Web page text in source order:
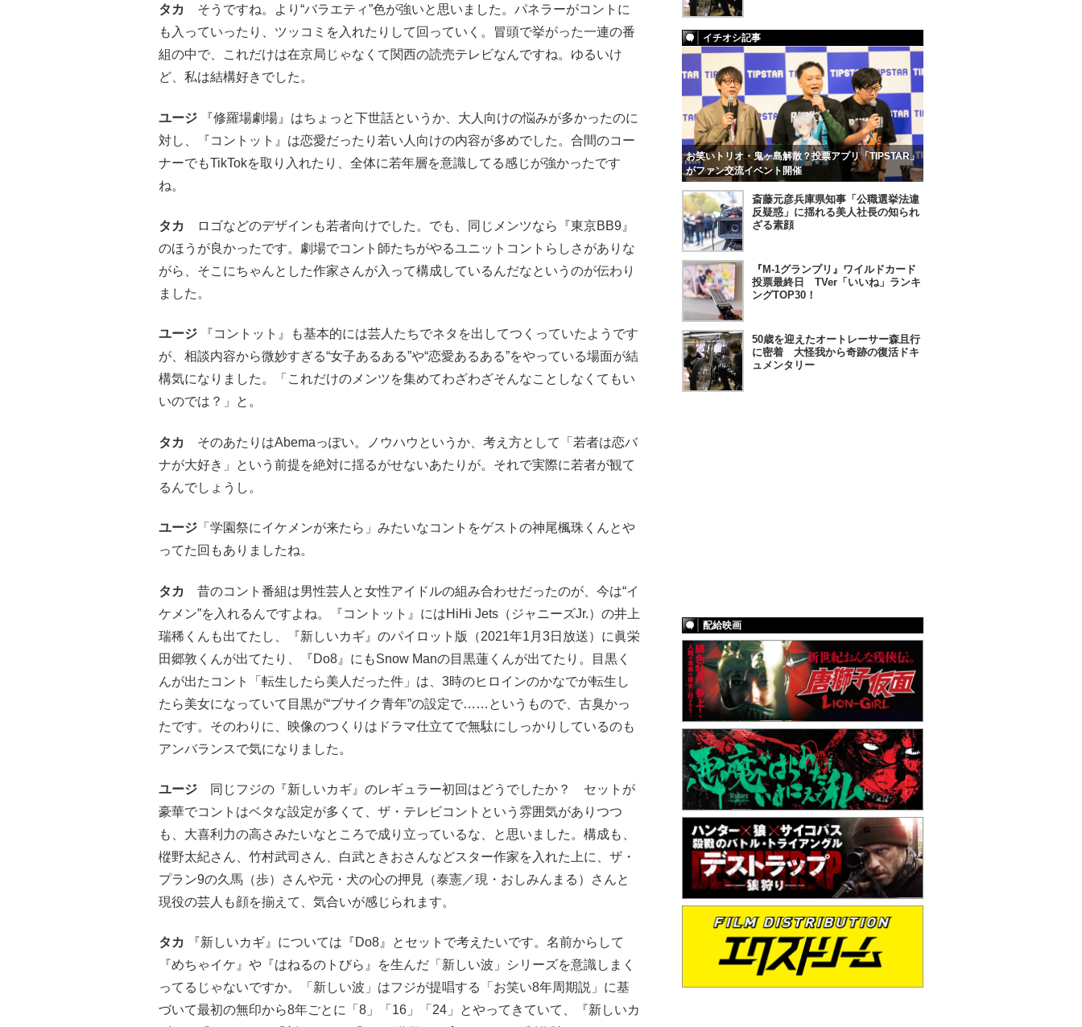
タカ
そうですね。より“バラエティ”色が強いと思いました。パネラーがコントに
も入っていったり、ツッコミを入れたりして回っていく。冒頭で挙がった一連の番
組の中で、これだけは在京局じゃなくて関西の読売テレビなんですね。ゆるいけ
ど、私は結構好きでした。
ユージ
『修羅場劇場』はちょっと下世話というか、大人向けの悩みが多かったのに
対し、『コントット』は恋愛だったり若い人向けの内容が多めでした。合間のコー
ナーでもTikTokを取り入れたり、全体に若年層を意識してる感じが強かったです
ね。
タカ
ロゴなどのデザインも若者向けでした。でも、同じメンツなら『東京BB9』
のほうが良かったです。劇場でコント師たちがやるユニットコントらしさがありな
がら、そこにちゃんとした作家さんが入って構成しているんだなというのが伝わり
ました。
ユージ
『コントット』も基本的には芸人たちでネタを出してつくっていたようです
が、相談内容から微妙すぎる“女子あるある”や“恋愛あるある”をやっている場面が結
構気になりました。「これだけのメンツを集めてわざわざそんなことしなくてもい
いのでは？」と。
タカ
そのあたりはAbemaっぽい。ノウハウというか、考え方として「若者は恋バ
ナが大好き」という前提を絶対に揺るがせないあたりが。それで実際に若者が観て
るんでしょうし。
ユージ 「学園祭にイケメンが来たら」みたいなコントをゲストの神尾楓珠くんとや
ってた回もありましたね。
タカ
昔のコント番組は男性芸人と女性アイドルの組み合わせだったのが、今は“イ
ケメン”を入れるんですよね。『コントット』にはHiHi Jets（ジャニーズJr.）の井上
瑞稀くんも出てたし、『新しいカギ』のパイロット版（2021年1月3日放送）に眞栄
田郷敦くんが出てたり、『Do8』にもSnow Manの目黒蓮くんが出てたり。目黒く
んが出たコント「転生したら美人だった件」は、3時のヒロインのかなでが転生し
たら美女になっていて目黒が“ブサイク青年”の設定で……というもので、古臭かっ
たです。そのわりに、映像のつくりはドラマ仕立てで無駄にしっかりしているのも
アンバランスで気になりました。
ユージ 同じフジの『新しいカギ』のレギュラー初回はどうでしたか？ セットが
豪華でコントはベタな設定が多くて、ザ・テレビコントという雰囲気がありつつ
も、大喜利力の高さみたいなところで成り立っているな、と思いました。構成も、
樅野太紀さん、竹村武司さん、白武ときおさんなどスター作家を入れた上に、ザ・
プラン9の久馬（歩）さんや元・犬の心の押見（泰憲／現・おしみんまる）さんと
現役の芸人も顔を揃えて、気合いが感じられます。
タカ
『新しいカギ』については『Do8』とセットで考えたいです。名前からして
『めちゃイケ』や『はねるのトびら』を生んだ「新しい波」シリーズを意識しまく
ってるじゃないですか。「新しい波」はフジが提唱する「お笑い8年周期説」に基
づいて最初の無印から8年ごとに「8」「16」「24」とやってきていて、『新しいカ
イチオシ記事
お笑いトリオ・鬼ヶ島解散？投票アプリ「TIPSTAR」
がファン交流イベント開催
斎藤元彦兵庫県知事「公職選挙法違
反疑惑」に揺れる美人社長の知られ
ざる素顔
『M-1グランプリ』ワイルドカード
投票最終日 TVer「いいね」ランキ
ングTOP30！
50歳を迎えたオートレーサー森且行
に密着 大怪我から奇跡の復活ドキ
ュメンタリー
配給映画